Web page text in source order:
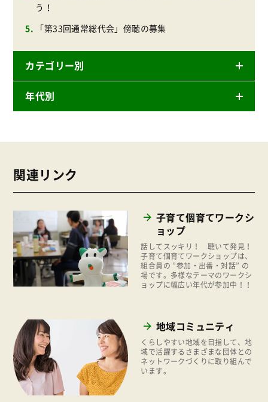
う！
「第33回通常総代会」傍聴の募集
カテゴリー別
ニュースリリース
商品
組合員活動
平和と国際連帯
くらし
お米の出前授業
ぱる★キッズ
パルシステムでんき
広報
復興支援
年代別
2024年
2023年
2022年
2021年
2020年
2019年
2017年
2016年
2015年
2014年
関連リンク
子育て個育てワークシ
ョップ
話してスッキリ！ 聴いて発見！
子育て個育てワークショップは、
組合員の ”参加・出番・対話” の
場です。多様なテーマのワークシ
ョップに幅広い年代が参加中！！
地域コミュニティ
くらしやすい地域を目指して、地
域で活躍するさまざまな団体との
ネットワークづくりに取り組んで
います。